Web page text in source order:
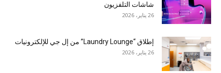
شاشات التلفزيون
26 يناير، 2026
إطلاق “Laundry Lounge” من إل جي للإلكترونيات
26 يناير، 2026